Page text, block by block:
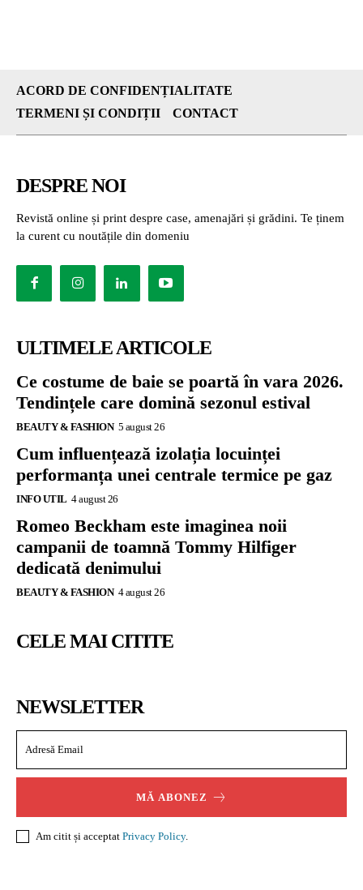
ACORD DE CONFIDENȚIALITATE
TERMENI ȘI CONDIȚII
CONTACT
DESPRE NOI
Revistă online și print despre case, amenajări și grădini. Te ținem
la curent cu noutățile din domeniu
ULTIMELE ARTICOLE
Ce costume de baie se poartă în vara 2026.
Tendințele care domină sezonul estival
BEAUTY & FASHION 5 august 26
Cum influențează izolația locuinței
performanța unei centrale termice pe gaz
INFO UTIL 4 august 26
Romeo Beckham este imaginea noii
campanii de toamnă Tommy Hilfiger
dedicată denimului
BEAUTY & FASHION 4 august 26
CELE MAI CITITE
NEWSLETTER
MĂ ABONEZ
Am citit și acceptat Privacy Policy.